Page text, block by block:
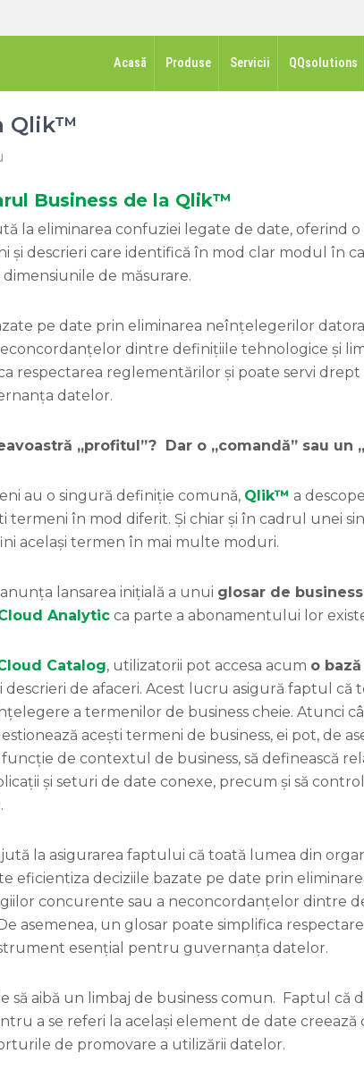
Acasă Produse Servicii QQsolutions
Qlik™
Business de la Qlik™
la eliminarea confuziei legate de date, oferind o
și descrieri care identifică în mod clar modul în
de măsurare.
pe date prin eliminarea neînțelegerilor
dintre definițiile tehnologice și
respectarea reglementărilor și poate servi
datelor.
„profitul”? Dar o „comandă” sau un
au o singură definiție comună, Qlik™ a
termeni în mod diferit. Și chiar și în cadrul unei
același termen în mai multe moduri.
lansarea inițială a unui glosar de business
Analytic ca parte a abonamentului lor
Catalog, utilizatorii pot accesa acum o
descrieri de afaceri. Acest lucru asigură faptul că
a termenilor de business cheie. Atunci
acești termeni de business, ei pot, de
de contextul de business, să definească
și seturi de date conexe, precum și să
la asigurarea faptului că toată lumea din
eficientiza deciziile bazate pe date prin
concurente sau a neconcordanțelor dintre
asemenea, un glosar poate simplifica
esențial pentru guvernanța datelor.
să aibă un limbaj de business comun. Faptul că
a se referi la același element de date creează
de promovare a utilizării datelor.